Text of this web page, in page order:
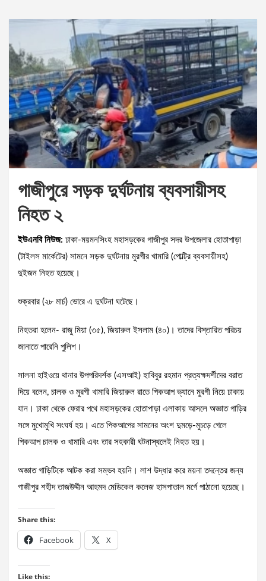
গাজীপুরে সড়ক দুর্ঘটনায় ব্যবসায়ীসহ
নিহত ২
ইউএনবি নিউজ: ঢাকা-ময়মনসিংহ মহাসড়কের গাজীপুর সদর উপজেলার হোতাপাড়া
(টাইলস মার্কেটের) সামনে সড়ক দুর্ঘটনায় মুরগীর খামারি (পোল্ট্রি ব্যবসায়ীসহ)
দুইজন নিহত হয়েছে।
শুক্রবার (২৮ মার্চ) ভোরে এ দুর্ঘটনা ঘটেছে।
নিহতরা হলেন- রাজু মিয়া (৩৫), জিয়ারুল ইসলাম (৪০)। তাদের বিস্তারিত পরিচয়
জানাতে পারেনি পুলিশ।
সালনা হাইওয়ে থানার উপপরিদর্শক (এসআই) হাবিবুর রহমান প্রত্যক্ষদর্শীদের বরাত
দিয়ে বলেন, চালক ও মুরগী খামারি জিয়ারুল রাতে পিকআপ ভ্যানে মুরগী নিয়ে ঢাকায়
যান। ঢাকা থেকে ফেরার পথে মহাসড়কের হোতাপাড়া এলাকায় আসলে অজ্ঞাত গাড়ির
সঙ্গে মুখোমুখি সংঘর্ষ হয়। এতে পিকআপের সামনের অংশ দুমড়ে-মুচড়ে গেলে
পিকআপ চালক ও খামারি এবং তার সহকারী ঘটনাস্থলেই নিহত হয়।
অজ্ঞাত গাড়িটিকে আটক করা সম্ভব হয়নি। লাশ উদ্ধার করে ময়না তদন্তের জন্য
গাজীপুর শহীদ তাজউদ্দীন আহমদ মেডিকেল কলেজ হাসপাতাল মর্গে পাঠানো হয়েছে।
Share this:
Facebook X
Like this: